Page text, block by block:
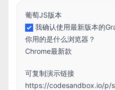
葡萄JS版本
我确认使用最新版本的
你用的是什么浏览器？
Chrome最新款
可复制演示链接
https://codesandbox.io/p/